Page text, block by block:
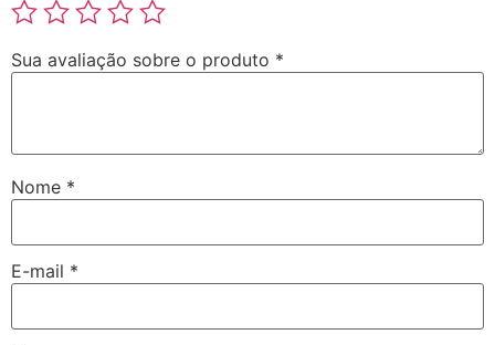
Sua avaliação sobre o produto *
Nome *
E-mail *